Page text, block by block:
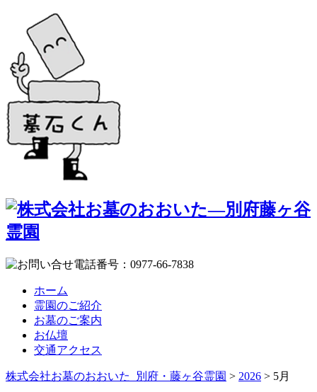
ホーム
霊園のご紹介
お墓のご案内
お仏壇
交通アクセス
株式会社お墓のおおいた_別府・藤ヶ谷霊園 > 2026 > 5月